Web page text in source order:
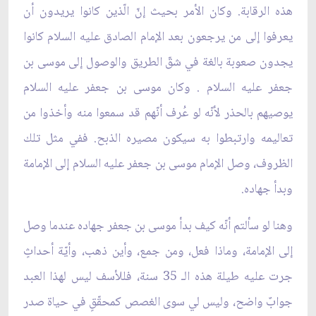
هذه الرقابة. وكان الأمر بحيث إنّ الّذين كانوا يريدون أن
يعرفوا إلى من يرجعون بعد الإمام الصادق عليه السلام كانوا
يجدون صعوبة بالغة في شقّ الطريق والوصول إلى موسى بن
جعفر عليه السلام . وكان موسى بن جعفر عليه السلام
يوصيهم بالحذر لأنّه لو عُرف أنّهم قد سمعوا منه وأخذوا من
تعاليمه وارتبطوا به سيكون مصيره الذبح. ففي مثل تلك
الظروف، وصل الإمام موسى بن جعفر عليه السلام إلى الإمامة
وبدأ جهاده.
وهنا لو سألتم أنّه كيف بدأ موسى بن جعفر جهاده عندما وصل
إلى الإمامة، وماذا فعل، ومن جمع، وأين ذهب، وأيّة أحداثٍ
جرت عليه طيلة هذه الـ 35 سنة، فللأسف ليس لهذا العبد
جوابٌ واضح، وليس لي سوى الغصص كمحقّقٍ في حياة صدر